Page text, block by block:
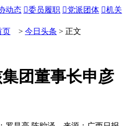
动态 委员履职 党派团体 机关
页 > 今日头条 > 正文
团董事长申彦